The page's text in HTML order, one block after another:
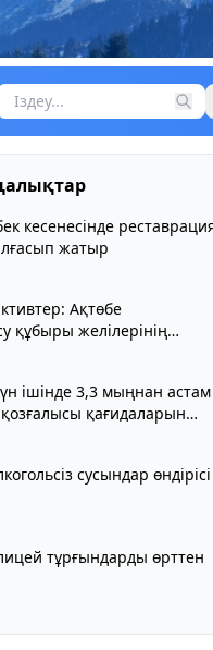
кесенесінде
жатыр
Ақтөбе
құбыры желілерінің
теңге бөлінді
ішінде 3,3 мыңнан астам
қағидаларын
сусындар өндірісі
тұрғындарды өрттен